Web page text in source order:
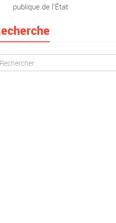
publique de l’État